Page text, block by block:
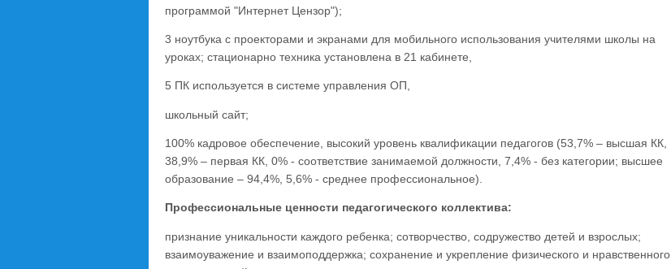
программой "Интернет Цензор");
3 ноутбука с проекторами и экранами для мобильного использования учителями школы на
уроках; стационарно техника установлена в 21 кабинете,
5 ПК используется в системе управления ОП,
школьный сайт;
100% кадровое обеспечение, высокий уровень квалификации педагогов (53,7% – высшая КК,
38,9% – первая КК, 0% - соответствие занимаемой должности, 7,4% - без категории; высшее
образование – 94,4%, 5,6% - среднее профессиональное).
Профессиональные ценности педагогического коллектива:
признание уникальности каждого ребенка; сотворчество, содружество детей и взрослых;
взаимоуважение и взаимоподдержка; сохранение и укрепление физического и нравственного